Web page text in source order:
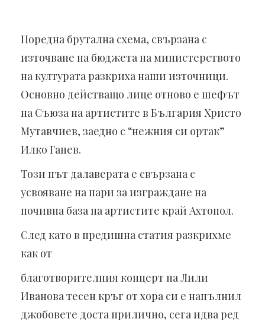
Поредна брутална схема, свързана с
източване на бюджета на министерството
на културата разкриха наши източници.
Основно действащо лице отново е шефът
на Съюза на артистите в България Христо
Мутавчиев, заедно с “нежния си ортак”
Илко Ганев.
Този път далаверата е свързана с
усвояване на пари за изграждане на
почивна база на артистите край Ахтопол.
След като в предишна статия разкрихме
как от
благотворителния концерт на Лили
Иванова тесен кръг от хора си е напълнил
джобовете доста прилично, сега идва ред